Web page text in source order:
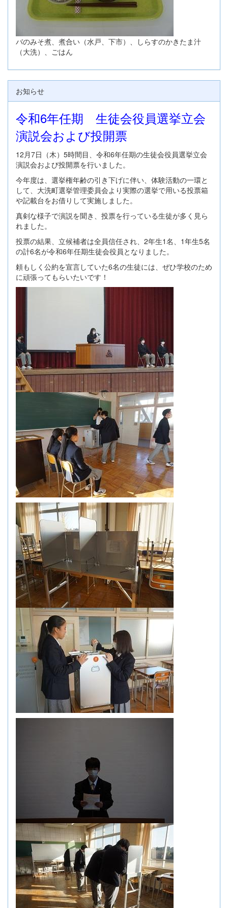
バのみそ煮、煮合い（水戸、下市）、しらすのかきたま汁
（大洗）、ごはん
お知らせ
令和6年任期 生徒会役員選挙立会
演説会および投開票
12月7日（木）5時間目、令和6年任期の生徒会役員選挙立会
演説会および投開票を行いました。
今年度は、選挙権年齢の引き下げに伴い、体験活動の一環と
して、大洗町選挙管理委員会より実際の選挙で用いる投票箱
や記載台をお借りして実施しました。
真剣な様子で演説を聞き、投票を行っている生徒が多く見ら
れました。
投票の結果、立候補者は全員信任され、2年生1名、1年生5名
の計6名が令和6年任期生徒会役員となりました。
頼もしく公約を宣言していた6名の生徒には、ぜひ学校のため
に頑張ってもらいたいです！